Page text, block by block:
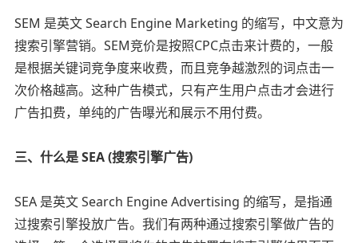
SEM 是英文 Search Engine Marketing 的缩写，中文意为
搜索引擎营销。SEM竞价是按照CPC点击来计费的，一般
是根据关键词竞争度来收费，而且竞争越激烈的词点击一
次价格越高。这种广告模式，只有产生用户点击才会进行
广告扣费，单纯的广告曝光和展示不用付费。
三、什么是 SEA (搜索引擎广告)
SEA 是英文 Search Engine Advertising 的缩写，是指通
过搜索引擎投放广告。我们有两种通过搜索引擎做广告的